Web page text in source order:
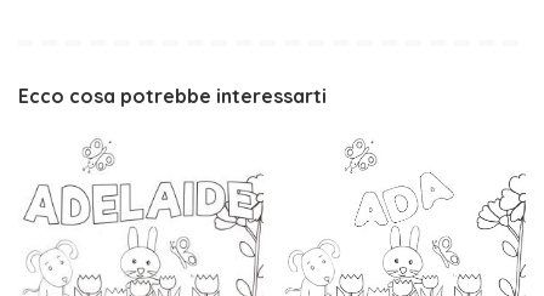
Ecco cosa potrebbe interessarti